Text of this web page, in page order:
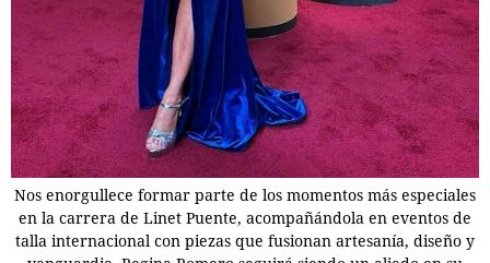
Nos enorgullece formar parte de los momentos más especiales
en la carrera de Linet Puente, acompañándola en eventos de
talla internacional con piezas que fusionan artesanía, diseño y